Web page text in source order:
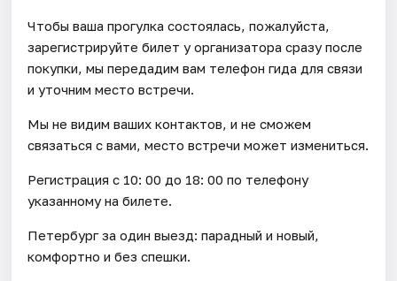
Чтобы ваша прогулка состоялась, пожалуйста,
зарегистрируйте билет у организатора сразу после
покупки, мы передадим вам телефон гида для связи
и уточним место встречи.
Мы не видим ваших контактов, и не сможем
связаться с вами, место встречи может измениться.
Регистрация с 10: 00 до 18: 00 по телефону
указанному на билете.
Петербург за один выезд: парадный и новый,
комфортно и без спешки.